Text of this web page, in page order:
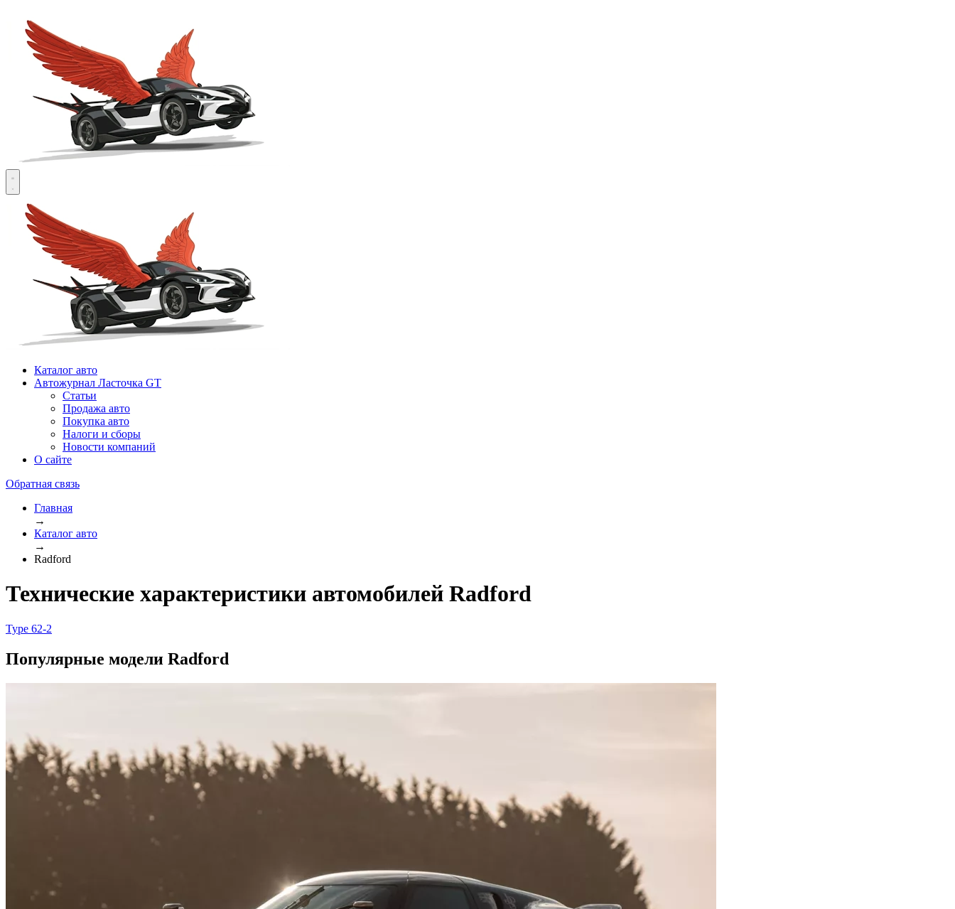
Каталог авто
Автожурнал Ласточка GT
Статьи
Продажа авто
Покупка авто
Налоги и сборы
Новости компаний
О сайте
Обратная связь
Главная
→
Каталог авто
→
Radford
Технические характеристики автомобилей Radford
Type 62-2
Популярные модели Radford